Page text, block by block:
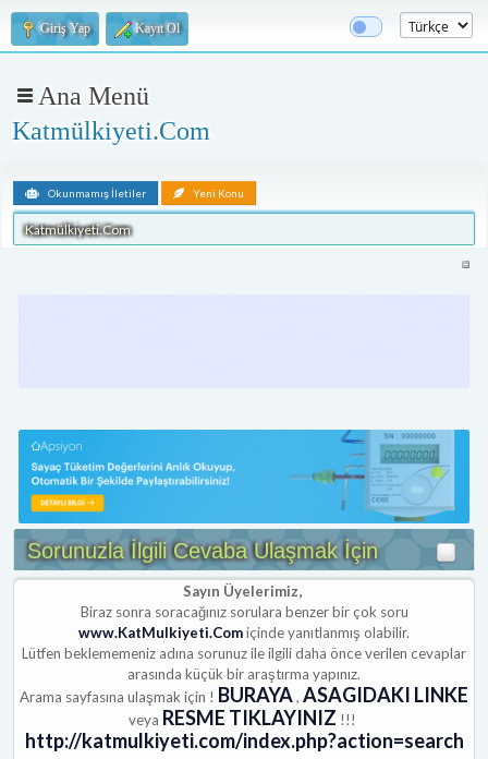
Giriş Yap Kayıt Ol
Ana Menü
Katmülkiyeti.Com
Okunmamış İletiler Yeni Konu
Katmülkiyeti.Com
Sorunuzla İlgili Cevaba Ulaşmak İçin
Sayın Üyelerimiz,
Biraz sonra soracağınız sorulara benzer bir çok soru
www.KatMulkiyeti.Comiçinde yanıtlanmış olabilir.
Lütfen beklememeniz adına sorunuz ile ilgili daha önce verilen cevaplar
arasında küçük bir araştırma yapınız.
Arama sayfasına ulaşmak için ! BURAYA, ASAGIDAKI LINKE
veya RESME TIKLAYINIZ !!!
http://katmulkiyeti.com/index.php?action=search